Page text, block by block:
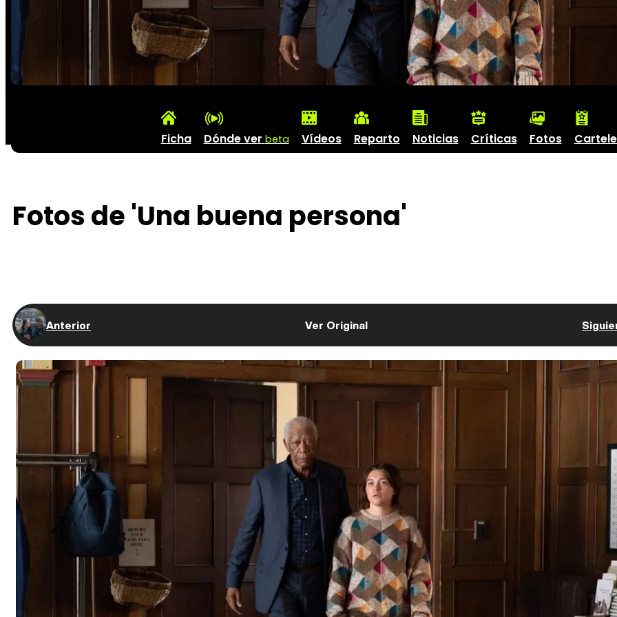
Ficha Dónde ver beta Vídeos Reparto Noticias Críticas Fotos
Fotos de 'Una buena persona'
Anterior Ver Original